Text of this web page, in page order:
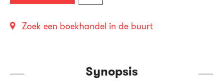
Zoek een boekhandel in de buurt
Synopsis